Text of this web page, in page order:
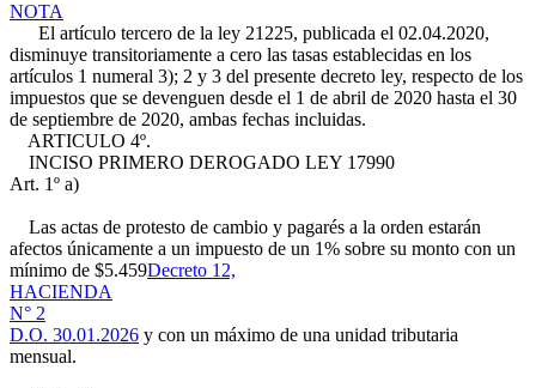
NOTA
El artículo tercero de la ley 21225, publicada el 02.04.2020,
disminuye transitoriamente a cero las tasas establecidas en los
artículos 1 numeral 3); 2 y 3 del presente decreto ley, respecto de los
impuestos que se devenguen desde el 1 de abril de 2020 hasta el 30
de septiembre de 2020, ambas fechas incluidas.
ARTICULO 4º.
INCISO PRIMERO DEROGADO LEY 17990
Art. 1º a)
Las actas de protesto de cambio y pagarés a la orden estarán
afectos únicamente a un impuesto de un 1% sobre su monto con un
mínimo de $5.459Decreto 12,
HACIENDA
N° 2
D.O. 30.01.2026 y con un máximo de una unidad tributaria
mensual.